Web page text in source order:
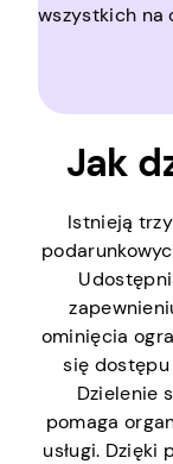
wszystkich na
Jak
Istnieją
ominięcia
się
Dzielenie
pomaga
usługi. Dzięki